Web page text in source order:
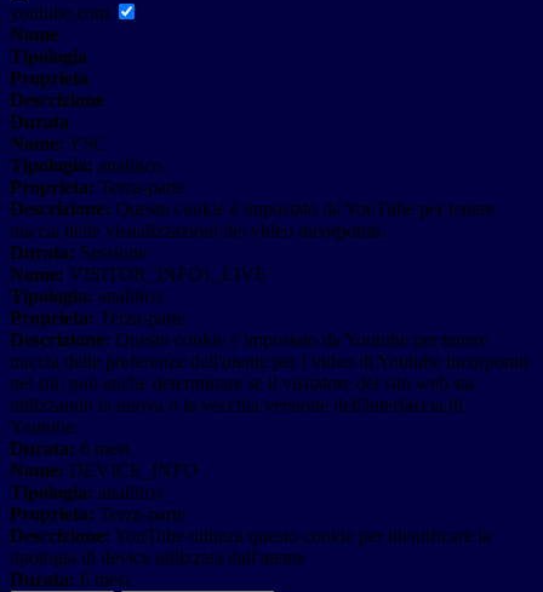
youtube.com
Nome
Tipologia
Proprieta
Descrizione
Durata
Nome: YSC
Tipologia: analitico
Proprieta: Terza-parte
Descrizione: Questo cookie è impostato da YouTube per tenere
traccia delle visualizzazioni dei video incorporati.
Durata: Sessione
Nome: VISITOR_INFO1_LIVE
Tipologia: analitico
Proprieta: Terza-parte
Descrizione: Questo cookie è impostato da Youtube per tenere
traccia delle preferenze dell'utente per i video di Youtube incorporati
nei siti; può anche determinare se il visitatore del sito web sta
utilizzando la nuova o la vecchia versione dell'interfaccia di
Youtube.
Durata: 6 mesi
Nome: DEVICE_INFO
Tipologia: analitico
Proprieta: Terza-parte
Descrizione: YouTube utilizza questo cookie per identificare la
tipologia di device utilizzata dall'utente
Durata: 6 mesi